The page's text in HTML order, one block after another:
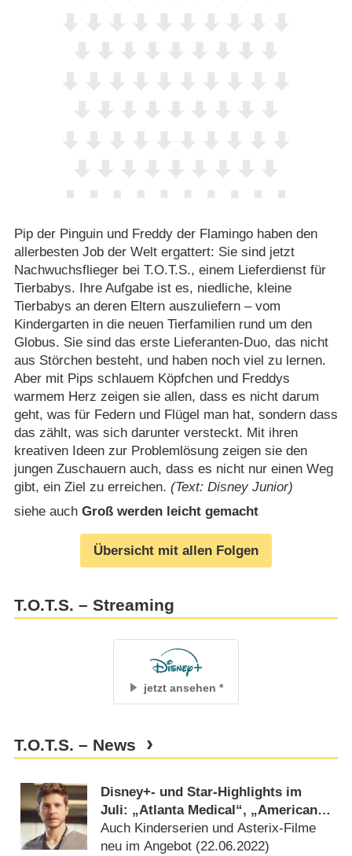
Pip der Pinguin und Freddy der Flamingo haben den
allerbesten Job der Welt ergattert: Sie sind jetzt
Nachwuchsflieger bei T.O.T.S., einem Lieferdienst für
Tierbabys. Ihre Aufgabe ist es, niedliche, kleine
Tierbabys an deren Eltern auszuliefern – vom
Kindergarten in die neuen Tierfamilien rund um den
Globus. Sie sind das erste Lieferanten-Duo, das nicht
aus Störchen besteht, und haben noch viel zu lernen.
Aber mit Pips schlauem Köpfchen und Freddys
warmem Herz zeigen sie allen, dass es nicht darum
geht, was für Federn und Flügel man hat, sondern dass
das zählt, was sich darunter versteckt. Mit ihren
kreativen Ideen zur Problemlösung zeigen sie den
jungen Zuschauern auch, dass es nicht nur einen Weg
gibt, ein Ziel zu erreichen. (Text: Disney Junior)
siehe auch Groß werden leicht gemacht
Übersicht mit allen Folgen
T.O.T.S. – Streaming
jetzt ansehen
T.O.T.S. – News
Disney+- und Star-Highlights im
Juli: „Atlanta Medical“, „American
Horror Story“ und „Abbott
Elementary“
Auch Kinderserien und Asterix-Filme
neu im Angebot (22.06.2022)